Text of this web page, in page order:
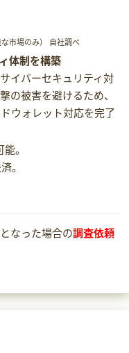
市場のみ） 自社調べ
体制を構築
イバーセキュリティ対
の被害を避けるため、
ウォレット対応を完了
。
。
なった場合の調査依頼